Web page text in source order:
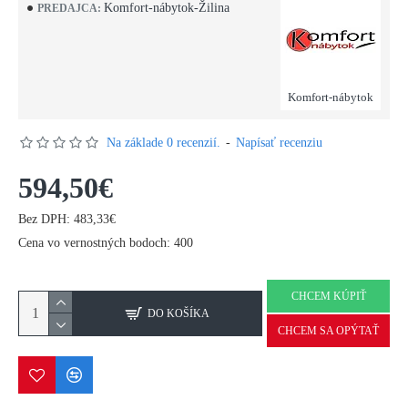
PREDAJCA: Komfort-nábytok-Žilina
Komfort-nábytok
Na základe 0 recenzií. - Napísať recenziu
594,50€
Bez DPH: 483,33€
Cena vo vernostných bodoch: 400
DO KOŠÍKA
CHCEM KÚPIŤ
CHCEM SA OPÝTAŤ